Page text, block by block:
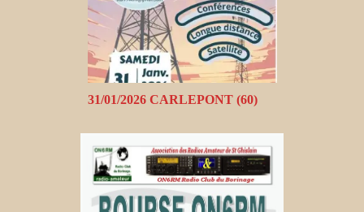
31/01/2026 CARLEPONT (60)